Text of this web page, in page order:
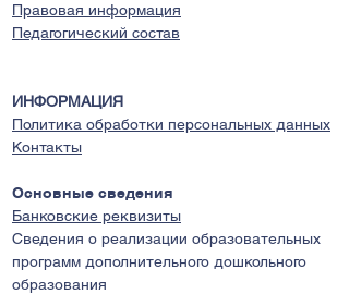
Правовая информация
Педагогический состав
ИНФОРМАЦИЯ
Политика обработки персональных данных
Контакты
Основные сведения
Банковские реквизиты
Сведения о реализации образовательных
программ дополнительного дошкольного
образования